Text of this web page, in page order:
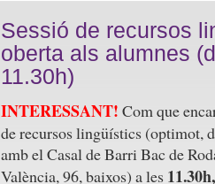
Sessió de recursos
oberta als alumnes
11.30h)
INTERESSANT! Com que
de recursos lingüístics
amb el Casal de Barri Bac de
València, 96, baixos) a les 11.30h,